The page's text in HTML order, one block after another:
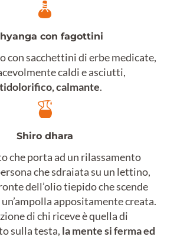
con fagottini
con sacchettini di erbe medicate,
caldi e asciutti,
calmante.
Shiro dhara
che porta ad un rilassamento
che sdraiata su un lettino,
dell’olio tiepido che scende
appositamente creata.
di chi riceve è quella di
sulla testa, la mente si ferma ed